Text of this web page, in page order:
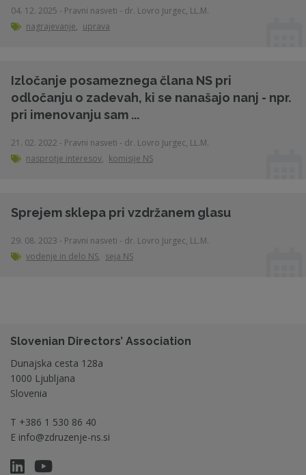
04. 12. 2025 - Pravni nasveti - dr. Lovro Jurgec, LL.M.
nagrajevanje, uprava
Izločanje posameznega člana NS pri
odločanju o zadevah, ki se nanašajo nanj - npr.
pri imenovanju sam ...
21. 02. 2022 - Pravni nasveti - dr. Lovro Jurgec, LL.M.
nasprotje interesov, komisije NS
Sprejem sklepa pri vzdržanem glasu
29. 08. 2023 - Pravni nasveti - dr. Lovro Jurgec, LL.M.
vodenje in delo NS, seja NS
Slovenian Directors’ Association
Dunajska cesta 128a
1000 Ljubljana
Slovenia
T +386 1 530 86 40
E info@zdruzenje-ns.si